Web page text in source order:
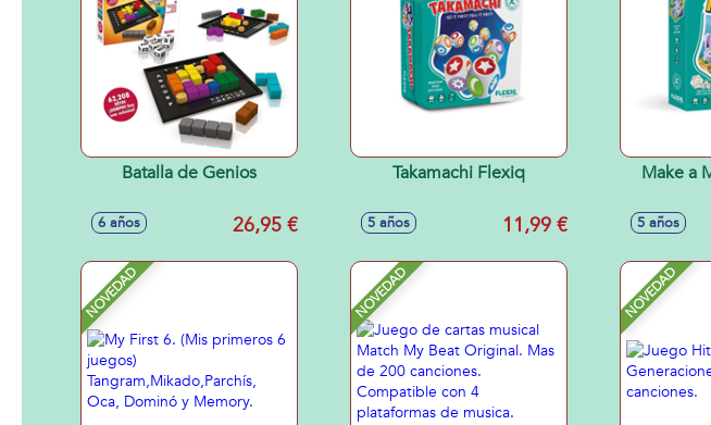
Batalla de Genios
6 años 26,95 €
Takamachi Flexiq
5 años 11,99 €
Make a
5 años
NOVEDAD NOVEDAD NOVEDAD